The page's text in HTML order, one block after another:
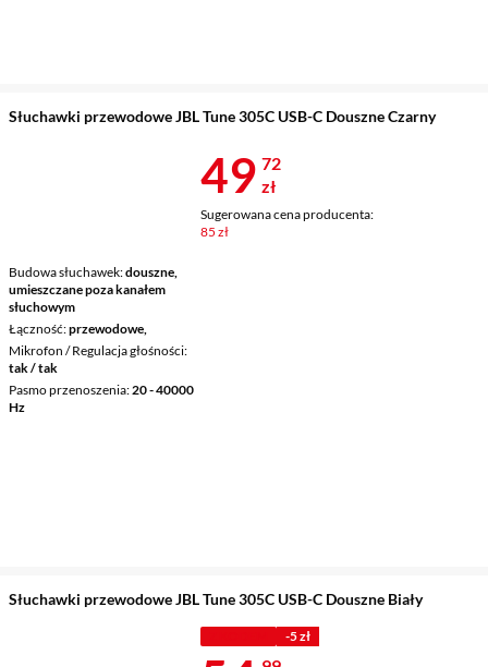
Słuchawki przewodowe JBL Tune 305C USB-C Douszne Czarny
Budowa słuchawek douszne,
umieszczane poza kanałem
słuchowym
Łączność przewodowe,
Mikrofon / Regulacja głośności
tak / tak
Pasmo przenoszenia 20 - 40000
Hz
Cena 49,72
49 72
zł
Sugerowana cena producenta:
85 zł
Słuchawki przewodowe JBL Tune 305C USB-C Douszne Biały
-5 zł